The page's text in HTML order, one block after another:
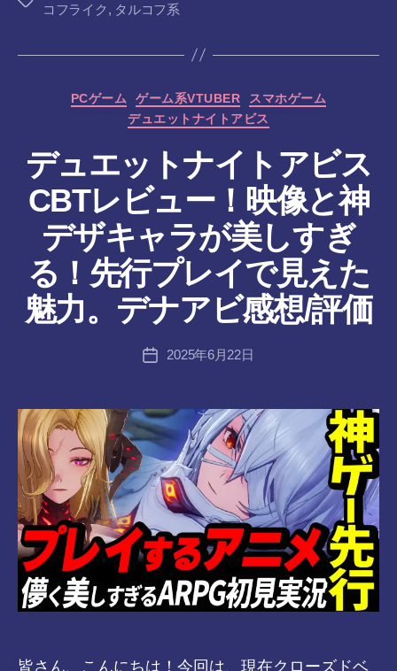
コフライク , タルコフ系
カ
テ
ゴ
リ
ー
PCゲーム ゲーム系VTUBER
スマホゲーム
デュエットナイトアビス
デュエットナイトアビス
CBTレビュー！映像と神
デザキャラが美しすぎ
る！先行プレイで見えた
魅力。デナアビ感想/評価
投
稿
作
者
:
a
8-
vr
投
2025年6月22日
皆さん、こんにちは！今回は、現在クローズドベ